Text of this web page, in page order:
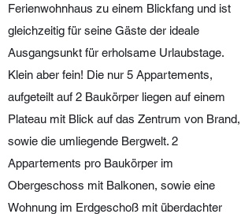
Ferienwohnhaus zu einem Blickfang und ist
gleichzeitig für seine Gäste der ideale
Ausgangsunkt für erholsame Urlaubstage.
Klein aber fein! Die nur 5 Appartements,
aufgeteilt auf 2 Baukörper liegen auf einem
Plateau mit Blick auf das Zentrum von Brand,
sowie die umliegende Bergwelt. 2
Appartements pro Baukörper im
Obergeschoss mit Balkonen, sowie eine
Wohnung im Erdgeschoß mit überdachter